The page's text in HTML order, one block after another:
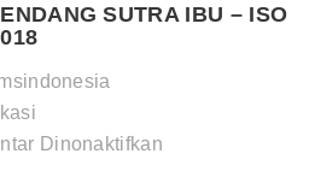
SUTRA IBU – ISO
Dinonaktifkan